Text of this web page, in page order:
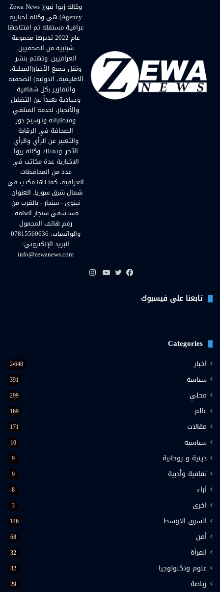
وكالة زيوا نيوز( Zewa News
Agency) هي وكالة اخبارية
عراقية مستقلة تم افتتاحها
عام 2022 تديرها مجموعة
شبابية من الصحفيين
العراقيين. وتهتم بنشر
ونقل جميع الأخبار(المحلية،
الاقليمية، الدولية) الصحفية
والتقارير بكل شفافية
وحيادية بعيداً عن التضليل
والأنحياز، لخدمة المتلقي
ومتطلباته وترسيخ دور
الصحافة في الرقابة
والتعبير عن الرأي والرأي
الآخر. وتمتلك وكالة زيوا
الاخبارية عدة مكاتب في
عدد من المحافظات
العراقية، كما لها مكتب في
شمال شرق سوريا. العنوان:
نينوى - سنجار - بالقرب من
مستشفى سنجار العامة.
رقم هاتف المحمول
والواتساب: 07815560636
البريد الإلكتروني:
info@zewanews.com
تابعنا على فيسبوك
Categories
اخبار 2٬648
سياسة 391
محلي 299
عالم 169
مقالات 171
سياسية 10
دينية و روحانية 9
ثقافية وأدبية 9
اَراء 8
اخرى 3
الشرق الاوسط 146
أمن 68
المرأة 32
علوم وتكنولوجيا 32
رياضة 29